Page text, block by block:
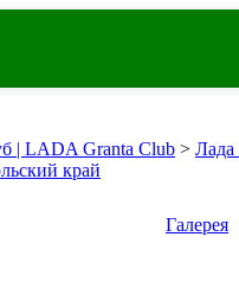
| LADA Granta Club > Лада
край
Галерея